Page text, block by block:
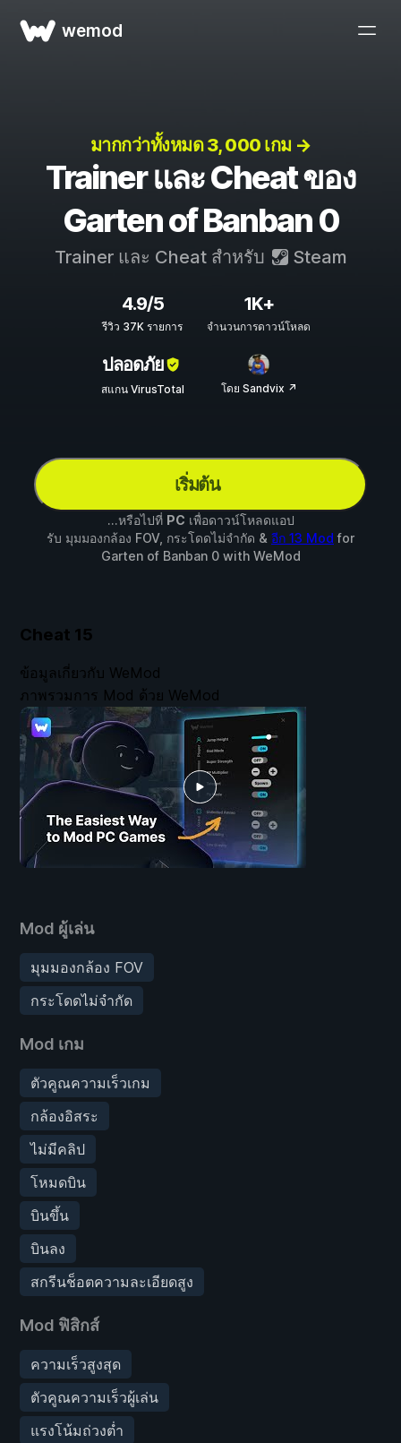
wemod
มากกว่าทั้งหมด 3, 000 เกม →
Trainer และ Cheat ของ
Garten of Banban 0
Trainer และ Cheat สำหรับ Steam
4.9/5
รีวิว 37K รายการ
1K+
จำนวนการดาวน์โหลด
ปลอดภัย
สแกน VirusTotal โดย Sandvix ↗
เริ่มต้น
...หรือไปที่ PC เพื่อดาวน์โหลดแอป
รับ มุมมองกล้อง FOV, กระโดดไม่จำกัด & อีก 13 Mod for
Garten of Banban 0with WeMod
Cheat 15
Mod ผู้เล่น
มุมมองกล้อง FOV
กระโดดไม่จำกัด
Mod เกม
ตัวคูณความเร็วเกม
กล้องอิสระ
ไม่มีคลิป
โหมดบิน
บินขึ้น
บินลง
สกรีนช็อตความละเอียดสูง
Mod ฟิสิกส์
ความเร็วสูงสุด
ตัวคูณความเร็วผู้เล่น
แรงโน้มถ่วงต่ำ
ข้อมูลเกี่ยวกับ WeMod
ภาพรวมการ Mod ด้วย WeMod